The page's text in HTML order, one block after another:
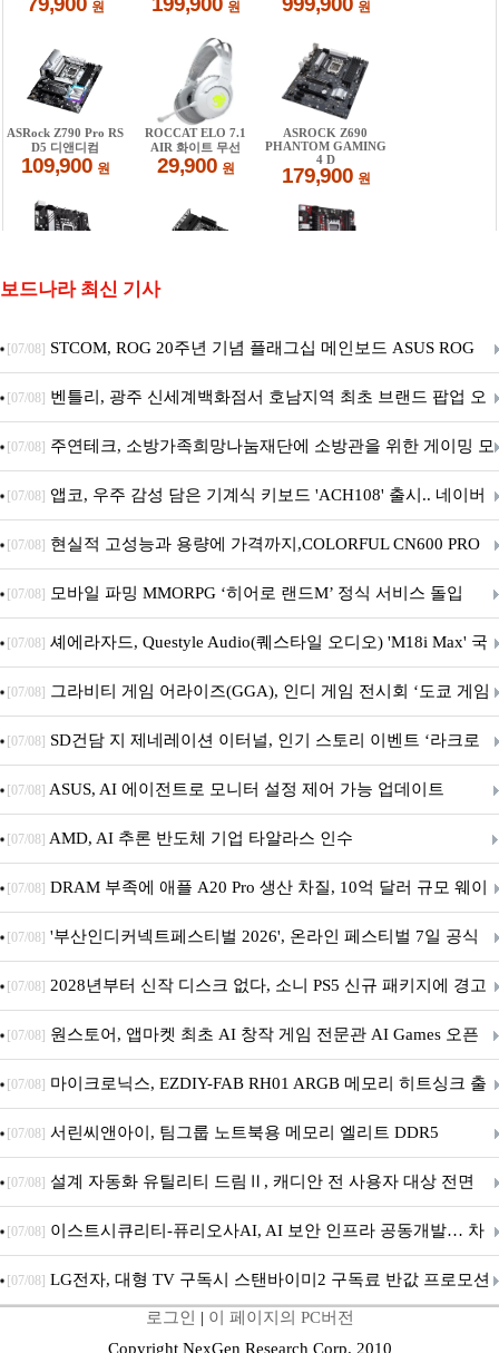
보드나라 최신 기사
[07/08] STCOM, ROG 20주년 기념 플래그십 메인보드 ASUS ROG
Crosshair X870E EDITION 20 국내 출시 예정
[07/08] 벤틀리, 광주 신세계백화점서 호남지역 최초 브랜드 팝업 오
픈
[07/08] 주연테크, 소방가족희망나눔재단에 소방관을 위한 게이밍 모
니터·스마트 펫 침대 기부
[07/08] 앱코, 우주 감성 담은 기계식 키보드 'ACH108' 출시.. 네이버
브랜드데이 기획전 진행
[07/08] 현실적 고성능과 용량에 가격까지,COLORFUL CN600 PRO
M.2 NVMe 디앤디컴 1TB
[07/08] 모바일 파밍 MMORPG ‘히어로 랜드M’ 정식 서비스 돌입
[07/08] 셰에라자드, Questyle Audio(퀘스타일 오디오) 'M18i Max' 국
내 정식 출시
[07/08] 그라비티 게임 어라이즈(GGA), 인디 게임 전시회 ‘도쿄 게임
던전 13’ 참가!
[07/08] SD건담 지 제네레이션 이터널, 인기 스토리 이벤트 ‘라크로
아의 용사’ 재개최 및 풍성한 기념 이벤트 실시!
[07/08] ASUS, AI 에이전트로 모니터 설정 제어 가능 업데이트
[07/08] AMD, AI 추론 반도체 기업 타알라스 인수
[07/08] DRAM 부족에 애플 A20 Pro 생산 차질, 10억 달러 규모 웨이
퍼 대기
[07/08] '부산인디커넥트페스티벌 2026', 온라인 페스티벌 7일 공식
개막... 22일간 진행
[07/08] 2028년부터 신작 디스크 없다, 소니 PS5 신규 패키지에 경고
문 추가
[07/08] 원스토어, 앱마켓 최초 AI 창작 게임 전문관 AI Games 오픈
[07/08] 마이크로닉스, EZDIY-FAB RH01 ARGB 메모리 히트싱크 출
시
[07/08] 서린씨앤아이, 팀그룹 노트북용 메모리 엘리트 DDR5
5600MHz 16GB 출시
[07/08] 설계 자동화 유틸리티 드림Ⅱ, 캐디안 전 사용자 대상 전면
무상 배포
[07/08] 이스트시큐리티-퓨리오사AI, AI 보안 인프라 공동개발… 차
세대 AI 보안 플랫폼 구축
[07/08] LG전자, 대형 TV 구독시 스탠바이미2 구독료 반값 프로모션
로그인 | 이 페이지의 PC버전
Copyright NexGen Research Corp. 2010